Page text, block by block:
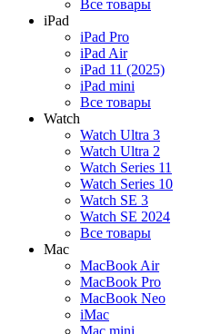
Все товары
iPad
iPad Pro
iPad Air
iPad 11 (2025)
iPad mini
Все товары
Watch
Watch Ultra 3
Watch Ultra 2
Watch Series 11
Watch Series 10
Watch SE 3
Watch SE 2024
Все товары
Mac
MacBook Air
MacBook Pro
MacBook Neo
iMac
Mac mini